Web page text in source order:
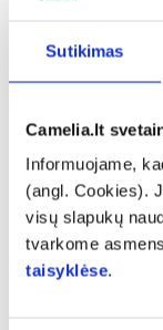
Sutikimas
Camelia.lt
Informuojame,
(angl. Cookies).
visų slapukų
tvarkome
taisyklėse.
dėžutę ir šį
Jei suvartojote
viduriavimas, o
skausmas,
troškulys,
kiekis, atlikus
kalcio kiekį.
Kai kraujyje